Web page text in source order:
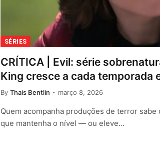
SÉRIES
CRÍTICA | Evil: série
King cresce a cada temporada
By Thais Bentlin março 8, 2026
Quem acompanha produções de terror
que mantenha o nível — ou eleve…